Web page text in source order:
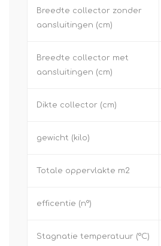
Breedte collector zonder
aansluitingen (cm)
Breedte collector met
aansluitingen (cm)
Dikte collector (cm)
gewicht (kilo)
Totale oppervlakte m2
efficentie (n°)
Stagnatie temperatuur (°C)